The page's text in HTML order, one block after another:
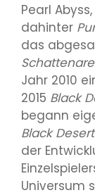
Pearl
dahinter
das
Jahr 2010
2015 Black
begann
Black
der
Universum